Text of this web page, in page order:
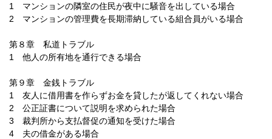
1 マンションの隣室の住民が夜中に騒音を出している場合
2 マンションの管理費を長期滞納している組合員がいる場合
第８章 私道トラブル
1 他人の所有地を通行できる場合
第９章 金銭トラブル
1 友人に借用書を作らずお金を貸したが返してくれない場合
2 公正証書について説明を求められた場合
3 裁判所から支払督促の通知を受けた場合
4 夫の借金がある場合